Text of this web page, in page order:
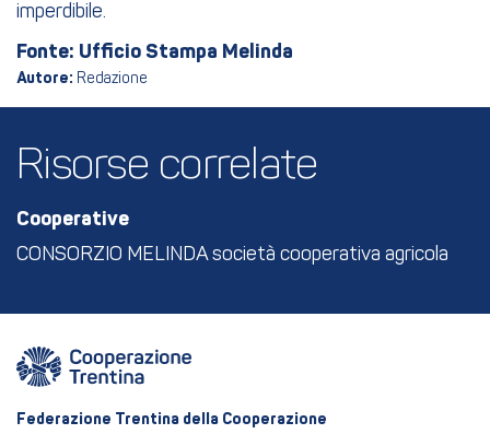
imperdibile.
Fonte: Ufficio Stampa Melinda
Autore: Redazione
Risorse correlate
Cooperative
CONSORZIO MELINDA società cooperativa agricola
Federazione Trentina della Cooperazione